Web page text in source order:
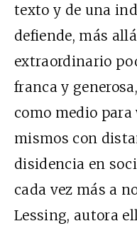
texto y de una
defiende, más
extraordinario
franca y
como medio
mismos con
disidencia en
cada vez más a
Lessing, autora